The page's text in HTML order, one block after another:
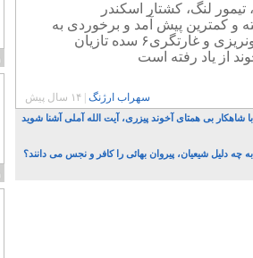
لنگ، کشتار اسکندر
و کمترین پیش آمد و برخوردی به
نگارش در آمده است. در جایی که یورش ددمنشانه، خونریزی و غارتگری۶ سده تازیان
از یاد رفته است
سهراب ارژنگ ۱۴ سال پیش
با شاهکار بی همتای آخوند پیزری، آیت الله آملی آشنا شوید
به چه دلیل شیعیان، پیروان بهائی را کافر و نجس می دانند؟